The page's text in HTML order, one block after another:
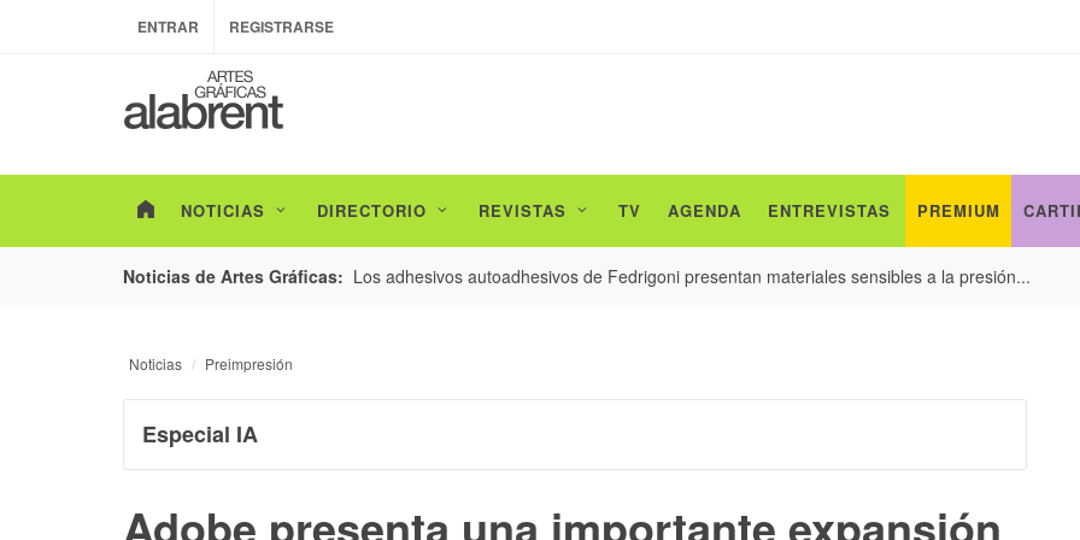
ENTRAR REGISTRARSE
NOTICIAS DIRECTORIO REVISTAS TV AGENDA ENTREVISTAS PREMIUM
Noticias de Artes Gráficas:
de envases con un nuevo estudio de Los adhesivos autoadhesivos de Fedrigoni presentan materiales sensibles a la presión...
Noticias Preimpresión
Especial IA
Adobe presenta una importante expansión